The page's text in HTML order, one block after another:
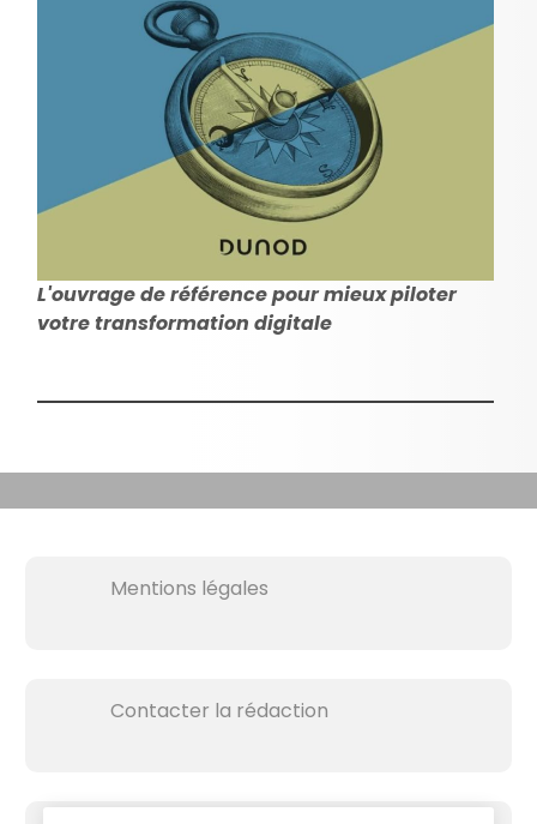
L'ouvrage de référence pour mieux piloter
votre transformation digitale
Mentions légales
Contacter la rédaction